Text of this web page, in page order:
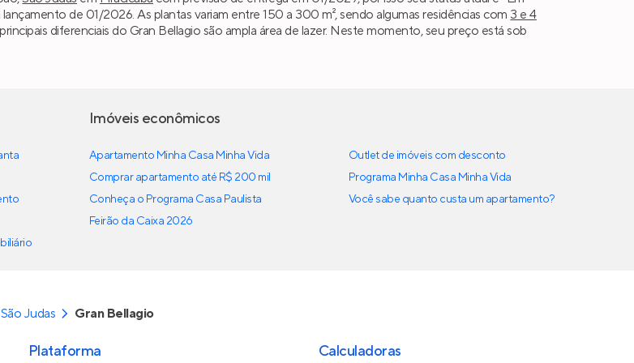
lançamento de 01/2026. As plantas variam entre 150 a 300 m², sendo algumas residências com 3 e 4
diferenciais do Gran Bellagio são ampla área de lazer. Neste momento, seu preço está sob
Imóveis econômicos
Apartamento Minha Casa Minha Vida
Comprar apartamento até R$ 200 mil
Conheça o Programa Casa Paulista
Feirão da Caixa 2026
Outlet de imóveis com desconto
Programa Minha Casa Minha Vida
Você sabe quanto custa um apartamento?
São Judas Gran Bellagio
Plataforma Calculadoras